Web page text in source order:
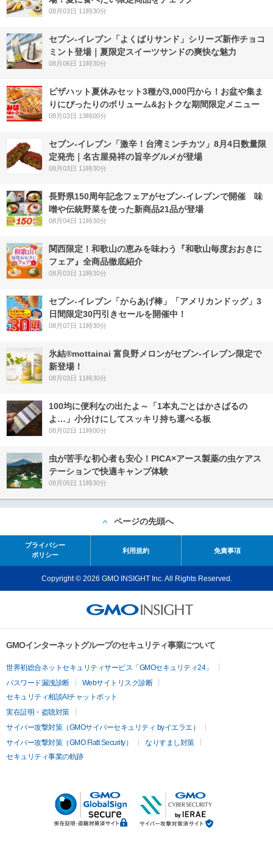
08月03日 11時30分
セブン‐イレブン「よくばりサンド」シリーズ新作チョコ
ミント登場｜夏限定スイーツサンドの爽快な魅力
08月06日 11時30分
ピザハット夏休みセット3種が3,000円から！お盆や集ま
りにぴったりのボリューム&おトクな期間限定メニュー
08月03日 13時00分
セブン-イレブン「激辛！台湾ミンチカツ」8月4日数量限
定発売｜名古屋発祥の旨辛グルメが登場
08月03日 11時30分
長野県150周年記念フェアがセブン-イレブンで開催 味
噌や伝統野菜を使った新商品21品が登場
08月04日 11時30分
関西限定！和歌山の恵みを味わう『和歌山毎度おおきに
フェア』全商品徹底紹介
08月03日 11時30分
セブン‐イレブン「からあげ棒」「アメリカンドッグ」3
日間限定30円引きセールを開催中！
08月07日 11時30分
氷結®mottainai 富良野メロンがセブン‐イレブン限定で
新登場！
08月03日 11時30分
100均に便利なの出たよ～「1本丸ごとはかさばるの
よ…」小分けにしてスッキリ持ち運べる板
08月02日 11時00分
虫が苦手な初心者も安心！PICA×アース製薬の虫ケアス
テーションで快適キャンプ体験
08月05日 11時30分
ページの先頭へ
プライバシー
ポリシー
利用規約 免責事項
Copyright © 2026 GMO INSIGHT Inc. All Rights Reserved.
GMOインターネットグループのセキュリティ事業について
世界初総合ネットセキュリティサービス「GMOセキュリティ24」
パスワード漏洩診断
Webサイトリスク診断
セキュリティ相談AIチャットボット
実在証明・盗聴対策
サイバー攻撃対策（GMOサイバーセキュリティ byイエラエ）
サイバー攻撃対策（GMO Flatt Security）
なりすまし対策
セキュリティ事業の軌跡